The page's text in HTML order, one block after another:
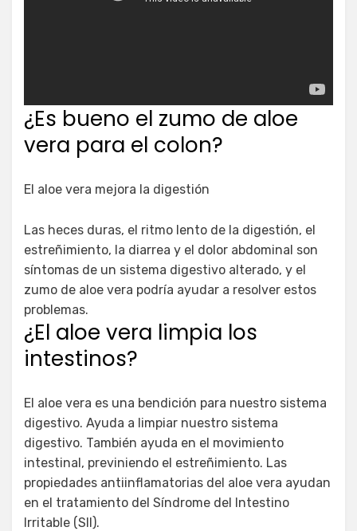
¿Es bueno el zumo de aloe
vera para el colon?
El aloe vera mejora la digestión
Las heces duras, el ritmo lento de la digestión, el
estreñimiento, la diarrea y el dolor abdominal son
síntomas de un sistema digestivo alterado, y el
zumo de aloe vera podría ayudar a resolver estos
problemas.
¿El aloe vera limpia los
intestinos?
El aloe vera es una bendición para nuestro sistema
digestivo. Ayuda a limpiar nuestro sistema
digestivo. También ayuda en el movimiento
intestinal, previniendo el estreñimiento. Las
propiedades antiinflamatorias del aloe vera ayudan
en el tratamiento del Síndrome del Intestino
Irritable (SII).